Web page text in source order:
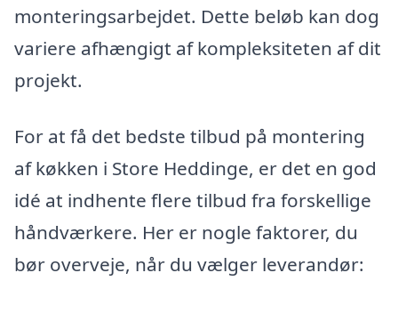
monteringsarbejdet. Dette beløb kan dog
variere afhængigt af kompleksiteten af dit
projekt.
For at få det bedste tilbud på montering
af køkken i Store Heddinge, er det en god
idé at indhente flere tilbud fra forskellige
håndværkere. Her er nogle faktorer, du
bør overveje, når du vælger leverandør: